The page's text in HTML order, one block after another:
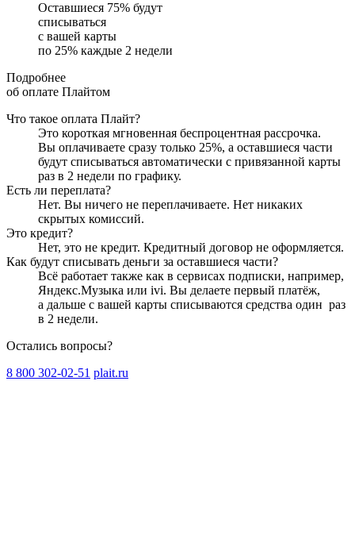
Оставшиеся 75% будут
списываться
с вашей карты
по 25% каждые 2 недели
Подробнее
об оплате Плайтом
Что такое оплата Плайт?
Это короткая мгновенная беспроцентная рассрочка.
Вы оплачиваете сразу только 25%, а оставшиеся части
будут списываться автоматически с привязанной карты
раз в 2 недели по графику.
Есть ли переплата?
Нет. Вы ничего не переплачиваете. Нет никаких
скрытых комиссий.
Это кредит?
Нет, это не кредит. Кредитный договор не оформляется.
Как будут списывать деньги за оставшиеся части?
Всё работает также как в сервисах подписки, например,
Яндекс.Музыка или ivi. Вы делаете первый платёж,
а дальше с вашей карты списываются средства один раз
в 2 недели.
Остались вопросы?
8 800 302-02-51 plait.ru